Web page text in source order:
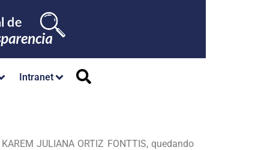
Intranet
JULIANA ORTIZ FONTTIS, quedando